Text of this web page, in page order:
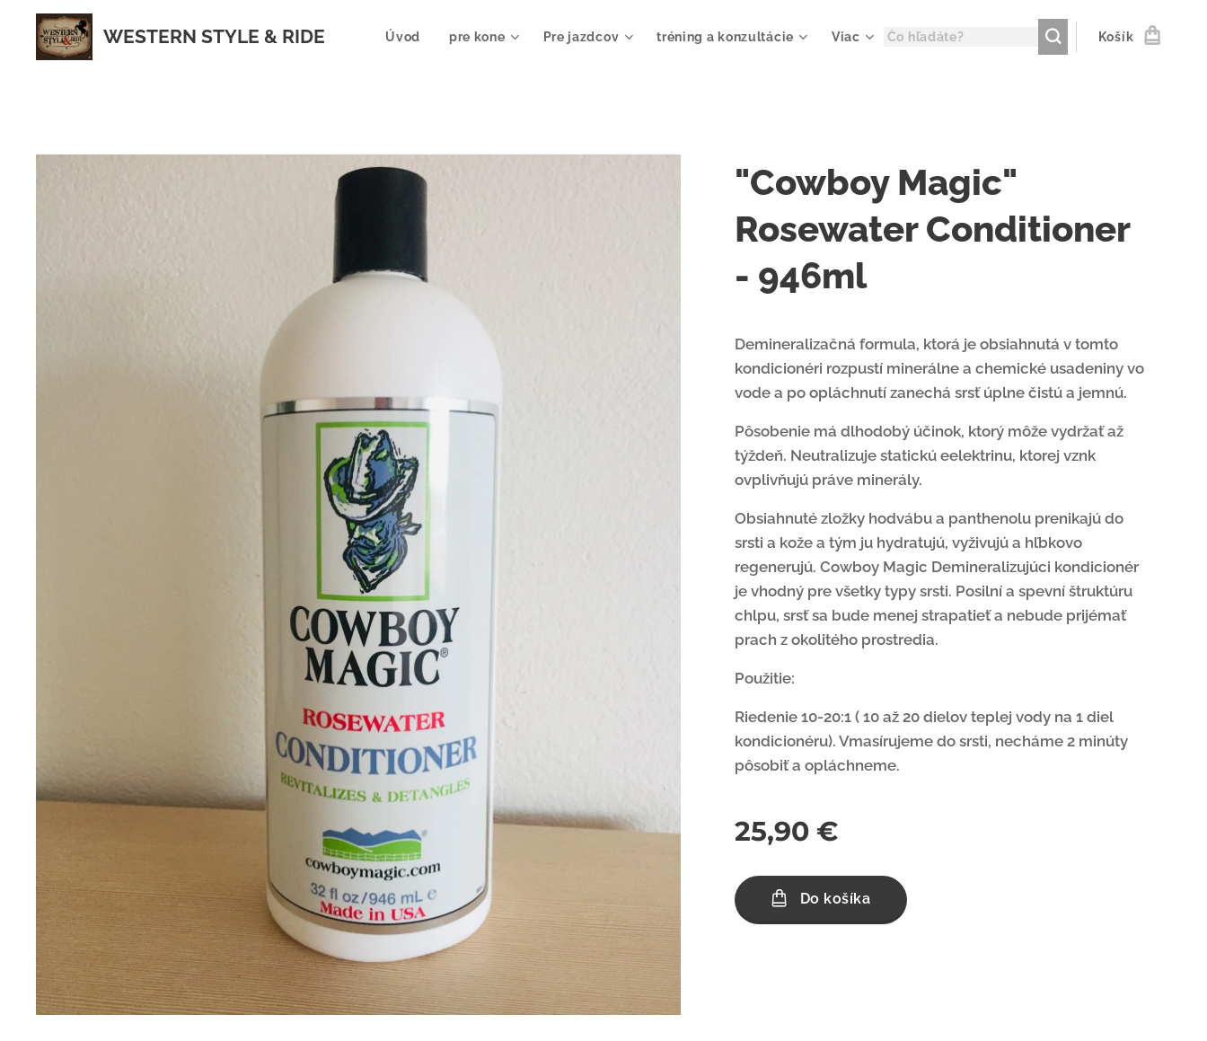
WESTERN STYLE & RIDE Úvod pre kone Pre jazdcov tréning a konzultácie Viac Košík
"Cowboy Magic"
Rosewater Conditioner
- 946ml
Demineralizačná formula, ktorá je obsiahnutá v tomto
kondicionéri rozpustí minerálne a chemické usadeniny vo
vode a po opláchnutí zanechá srsť úplne čistú a jemnú.
Pôsobenie má dlhodobý účinok, ktorý môže vydržať až
týždeň. Neutralizuje statickú eelektrinu, ktorej vznk
ovplivňujú práve minerály.
Obsiahnuté zložky hodvábu a panthenolu prenikajú do
srsti a kože a tým ju hydratujú, vyživujú a hľbkovo
regenerujú. Cowboy Magic Demineralizujúci kondicionér
je vhodný pre všetky typy srsti. Posilní a spevní štruktúru
chlpu, srsť sa bude menej strapatieť a nebude prijémať
prach z okolitého prostredia.
Použitie:
Riedenie 10-20:1 ( 10 až 20 dielov teplej vody na 1 diel
kondicionéru). Vmasírujeme do srsti, necháme 2 minúty
pôsobiť a opláchneme.
25,90 €
Do košíka